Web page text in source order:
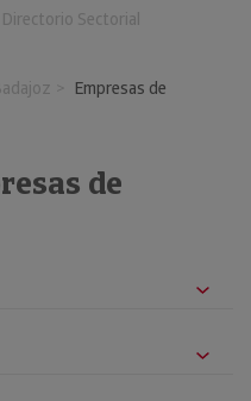
Directorio Sectorial
Empresas de
de